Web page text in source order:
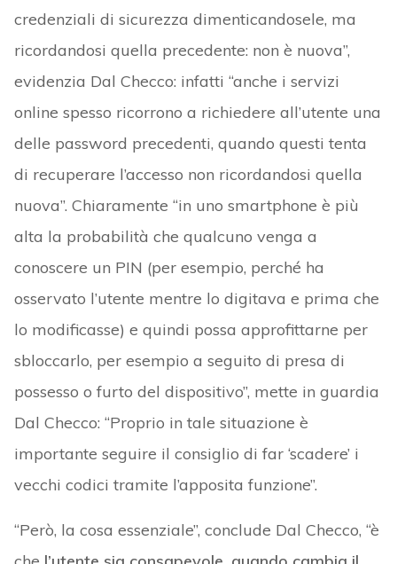
credenziali di sicurezza dimenticandosele, ma
ricordandosi quella precedente: non è nuova”,
evidenzia Dal Checco: infatti “anche i servizi
online spesso ricorrono a richiedere all’utente una
delle password precedenti, quando questi tenta
di recuperare l’accesso non ricordandosi quella
nuova”. Chiaramente “in uno smartphone è più
alta la probabilità che qualcuno venga a
conoscere un PIN (per esempio, perché ha
osservato l’utente mentre lo digitava e prima che
lo modificasse) e quindi possa approfittarne per
sbloccarlo, per esempio a seguito di presa di
possesso o furto del dispositivo”, mette in guardia
Dal Checco: “Proprio in tale situazione è
importante seguire il consiglio di far ‘scadere’ i
vecchi codici tramite l’apposita funzione”.
“Però, la cosa essenziale”, conclude Dal Checco, “è